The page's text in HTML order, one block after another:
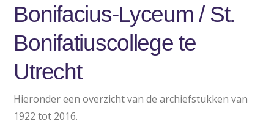
Bonifacius-Lyceum / St.
Bonifatiuscollege te
Utrecht
Hieronder een overzicht van de archiefstukken van
1922 tot 2016.